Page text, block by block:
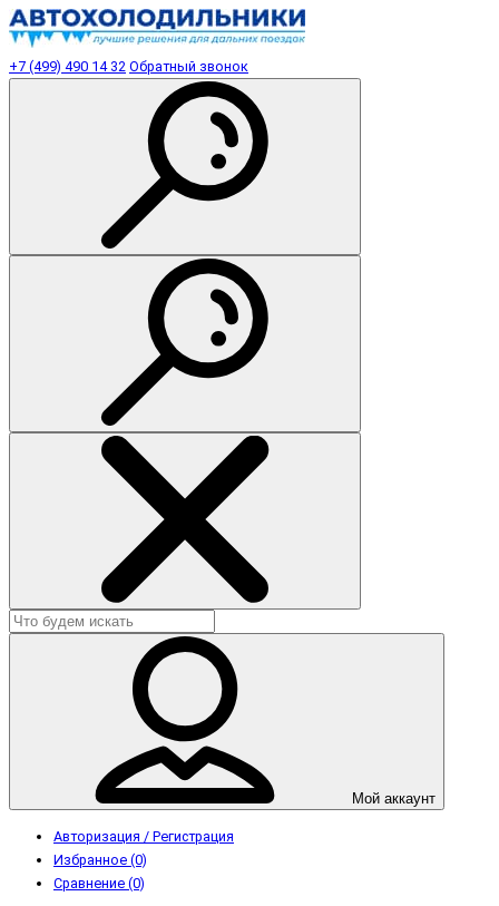
+7 (499) 490 14 32 Обратный звонок
Мой аккаунт
Авторизация / Регистрация
Избранное (0)
Сравнение (0)